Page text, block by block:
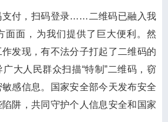
支付，扫码登录……二维码已融入我
面面，为我们提供了巨大便利。然
发现，有不法分子打起了二维码的
大人民群众扫描“特制”二维码，窃
感信息。国家安全部今天发布安全
阱，共同守护个人信息安全和国家